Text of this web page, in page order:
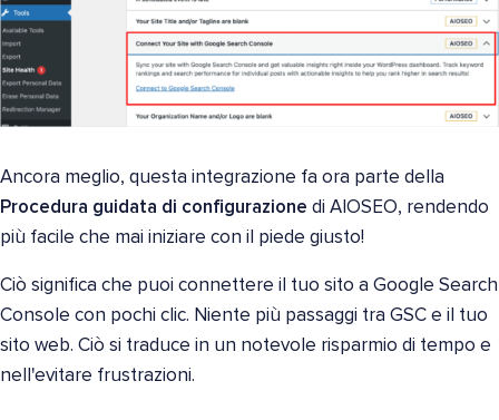
Ancora meglio, questa integrazione fa ora parte della
Procedura guidata di configurazione di AIOSEO, rendendo
più facile che mai iniziare con il piede giusto!
Ciò significa che puoi connettere il tuo sito a Google Search
Console con pochi clic. Niente più passaggi tra GSC e il tuo
sito web. Ciò si traduce in un notevole risparmio di tempo e
nell'evitare frustrazioni.